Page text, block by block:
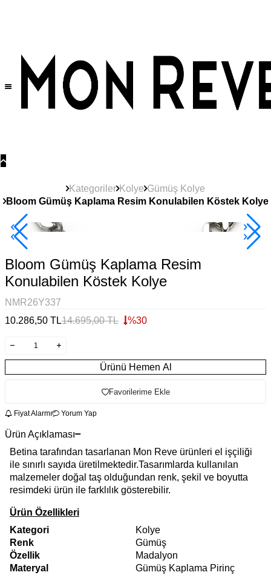
Kategoriler Kolye Gümüş Kolye
Bloom Gümüş Kaplama Resim Konulabilen Köstek Kolye
Yeni Ürün
Bloom Gümüş Kaplama Resim
Konulabilen Köstek Kolye
NMR26Y337
10.286,50 TL14.695,00TL %30
Ürünü Hemen Al
Favorilerime Ekle
Fiyat Alarmı Yorum Yap
Ürün Açıklaması
Betina tarafından tasarlanan Mon Reve ürünleri el işçiliği
ile sınırlı sayıda üretilmektedir.Tasarımlarda kullanılan
malzemeler doğal taş olduğundan renk, şekil ve boyutta
resimdeki ürün ile farklılık gösterebilir.
Ürün Özellikleri
Kategori
Kolye
Renk
Gümüş
Özellik
Madalyon
Materyal
Gümüş Kaplama Pirinç